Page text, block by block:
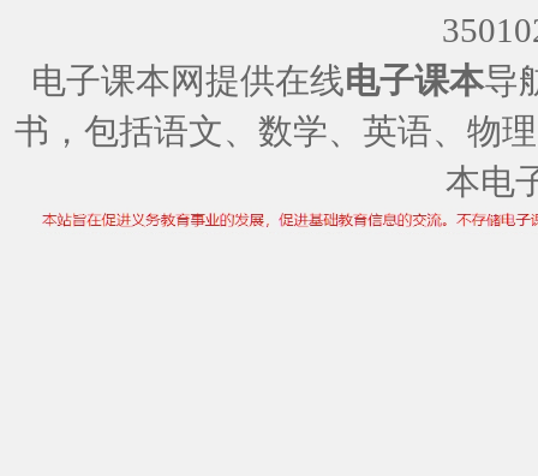
电子课本网提供在线电子课本导
书，包括语文、数学、英语、物
本电